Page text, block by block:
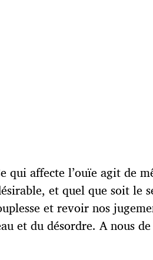
affecte l’ouïe agit de
et quel que soit le
et revoir nos
et du désordre. A nous